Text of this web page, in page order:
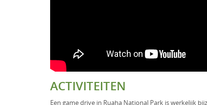
ACTIVITEITEN
Een game drive in Ruaha National Park is werkelijk